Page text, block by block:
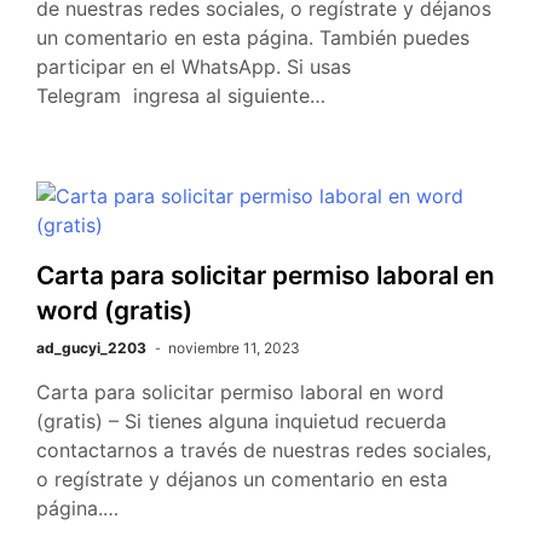
de nuestras redes sociales, o regístrate y déjanos
un comentario en esta página. También puedes
participar en el WhatsApp. Si usas
Telegram ingresa al siguiente…
Carta para solicitar permiso laboral en
word (gratis)
ad_gucyi_2203 noviembre 11, 2023
Carta para solicitar permiso laboral en word
(gratis) – Si tienes alguna inquietud recuerda
contactarnos a través de nuestras redes sociales,
o regístrate y déjanos un comentario en esta
página.…